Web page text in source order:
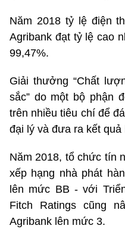
Năm 2018 tỷ lệ điện
Agribank đạt tỷ lệ cao
99,47%.
Giải thưởng “Chất
sắc” do một bộ phận
trên nhiều tiêu chí để
đại lý và đưa ra kết quả
Năm 2018, tổ chức tín
xếp hạng nhà phát
lên mức BB - với
Fitch Ratings cũng
Agribank lên mức 3.